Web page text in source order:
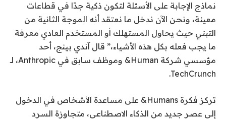
نماذج الإجابة على الأسئلة لتكون ذكية جدًا في قطاعات
معينة، ونحن الآن ندخل ما نعتقد أنه الموجة الثانية من
التبني حيث يحاول المستهلك أو المستخدم العادي معرفة
ما يجب فعله بكل هذه الأشياء،” قال آندي بينج، أحد
مؤسسي شركة Human& وموظف سابق في Anthropic، لـ
TechCrunch.
تركز فكرة Humans& على مساعدة الأشخاص في الدخول
إلى عصر جديد من الذكاء الاصطناعي، متجاوزة السرد